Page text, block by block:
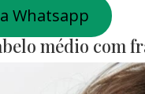
Whatsapp
médio com